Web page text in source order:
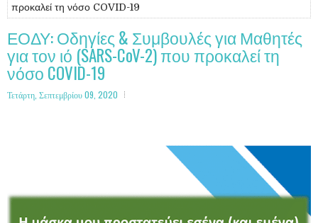
προκαλεί τη νόσο COVID-19
ΕΟΔΥ: Οδηγίες & Συμβουλές για Μαθητές
για τον ιό (SARS-CoV-2) που προκαλεί τη
νόσο COVID-19
Τετάρτη, Σεπτεμβρίου 09, 2020